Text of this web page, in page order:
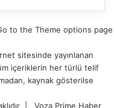
to the Theme options page
sitesinde yayınlanan
içeriklerin her türlü telif
kaynak gösterilse
| Voza Prime Haber